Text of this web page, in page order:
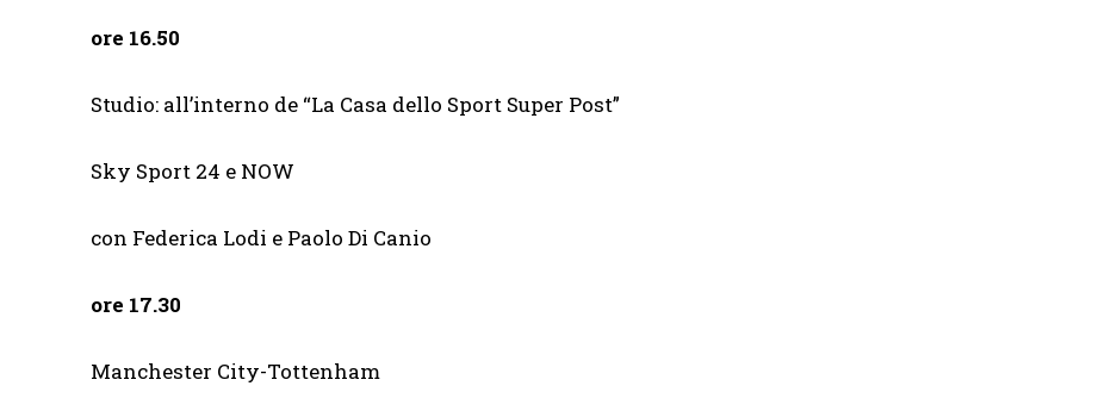
ore 16.50
Studio: all’interno de “La Casa dello Sport Super Post”
Sky Sport 24 e NOW
con Federica Lodi e Paolo Di Canio
ore 17.30
Manchester City-Tottenham